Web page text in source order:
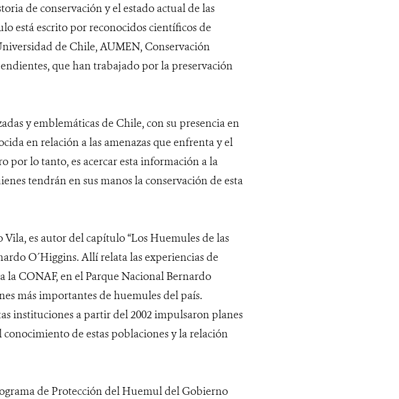
de conservación y el estado actual de las
está escrito por reconocidos científicos de
de Chile, AUMEN, Conservación
que han trabajado por la preservación
y emblemáticas de Chile, con su presencia en
en relación a las amenazas que enfrenta y el
por lo tanto, es acercar esta información a la
tendrán en sus manos la conservación de esta
es autor del capítulo “Los Huemules de las
O´Higgins. Allí relata las experiencias de
la CONAF, en el Parque Nacional Bernardo
más importantes de huemules del país.
instituciones a partir del 2002 impulsaron planes
de estas poblaciones y la relación
de Protección del Huemul del Gobierno